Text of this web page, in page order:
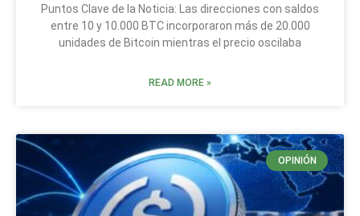
Puntos Clave de la Noticia: Las direcciones con saldos
entre 10 y 10.000 BTC incorporaron más de 20.000
unidades de Bitcoin mientras el precio oscilaba
READ MORE »
OPINIÓN